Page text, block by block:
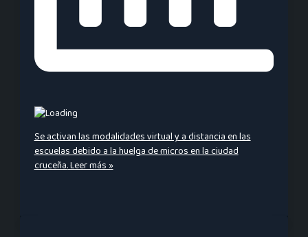
Se activan las modalidades virtual y a distancia en las
escuelas debido a la huelga de micros en la ciudad
cruceña.Leer más »